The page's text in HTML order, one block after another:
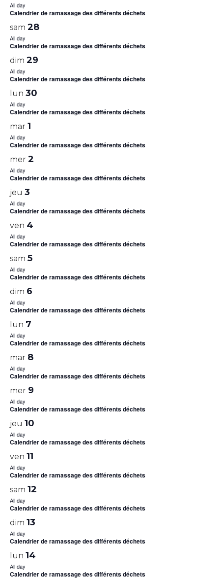
All day
Calendrier de ramassage des différents déchets
sam 28
All day
Calendrier de ramassage des différents déchets
dim 29
All day
Calendrier de ramassage des différents déchets
lun 30
All day
Calendrier de ramassage des différents déchets
mar 1
All day
Calendrier de ramassage des différents déchets
mer 2
All day
Calendrier de ramassage des différents déchets
jeu 3
All day
Calendrier de ramassage des différents déchets
ven 4
All day
Calendrier de ramassage des différents déchets
sam 5
All day
Calendrier de ramassage des différents déchets
dim 6
All day
Calendrier de ramassage des différents déchets
lun 7
All day
Calendrier de ramassage des différents déchets
mar 8
All day
Calendrier de ramassage des différents déchets
mer 9
All day
Calendrier de ramassage des différents déchets
jeu 10
All day
Calendrier de ramassage des différents déchets
ven 11
All day
Calendrier de ramassage des différents déchets
sam 12
All day
Calendrier de ramassage des différents déchets
dim 13
All day
Calendrier de ramassage des différents déchets
lun 14
All day
Calendrier de ramassage des différents déchets